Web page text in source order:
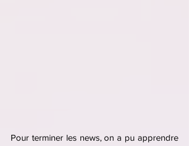
Pour terminer les news, on a pu apprendre